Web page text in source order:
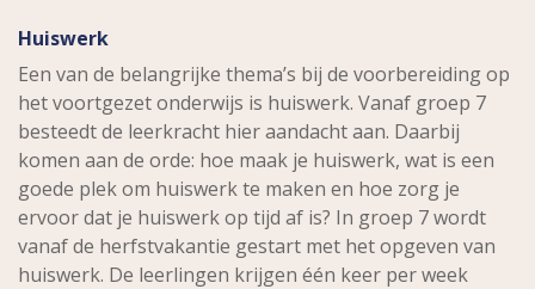
Huiswerk
Een van de belangrijke thema’s bij de voorbereiding op
het voortgezet onderwijs is huiswerk. Vanaf groep 7
besteedt de leerkracht hier aandacht aan. Daarbij
komen aan de orde: hoe maak je huiswerk, wat is een
goede plek om huiswerk te maken en hoe zorg je
ervoor dat je huiswerk op tijd af is? In groep 7 wordt
vanaf de herfstvakantie gestart met het opgeven van
huiswerk. De leerlingen krijgen één keer per week